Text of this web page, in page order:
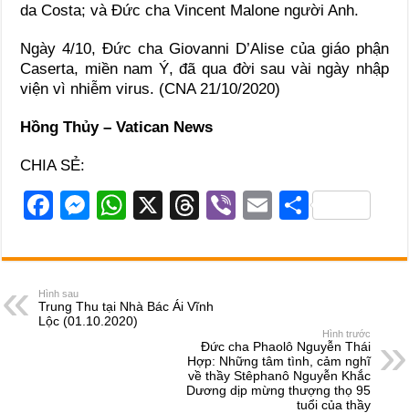
da Costa; và Đức cha Vincent Malone người Anh.
Ngày 4/10, Đức cha Giovanni D’Alise của giáo phận
Caserta, miền nam Ý, đã qua đời sau vài ngày nhập
viện vì nhiễm virus. (CNA 21/10/2020)
Hồng Thủy – Vatican News
CHIA SẺ:
F
c
e
b
M
ss
n
W
at
A
X
T
e
d
s
Vi
er
E
ail
S
ar
Hình sau
Trung Thu tại Nhà Bác Ái Vĩnh
Lộc (01.10.2020)
Hình trước
Đức cha Phaolô Nguyễn Thái
Hợp: Những tâm tình, cảm nghĩ
về thầy Stêphanô Nguyễn Khắc
Dương dịp mừng thượng thọ 95
tuổi của thầy